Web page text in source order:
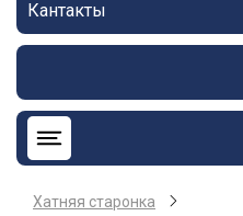
Кантакты
Хатняя старонка